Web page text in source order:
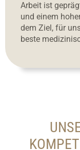
Arbeit ist
und einem
dem Ziel, für
beste